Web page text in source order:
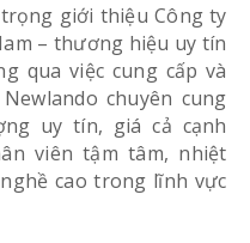
giới thiệu Công ty
– thương hiệu uy tín
qua việc cung cấp và
chuyên cung
uy tín, giá cả cạnh
viên tậm tâm, nhiệt
cao trong lĩnh vực